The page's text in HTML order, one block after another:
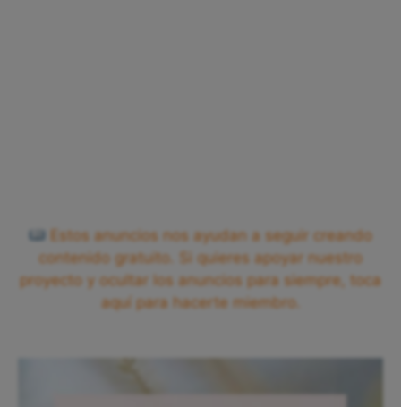
Estos anuncios nos ayudan a seguir creando
contenido gratuito. Si quieres apoyar nuestro
proyecto y ocultar los anuncios para siempre, toca
aquí para hacerte miembro.